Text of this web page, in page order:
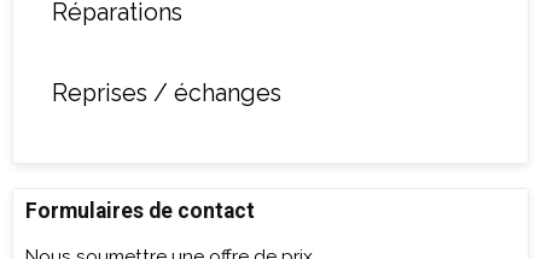
Réparations
Reprises / échanges
Formulaires de contact